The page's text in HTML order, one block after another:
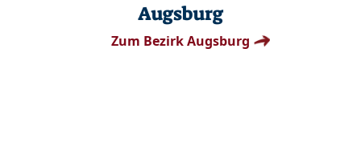
Augsburg
Zum Bezirk Augsburg